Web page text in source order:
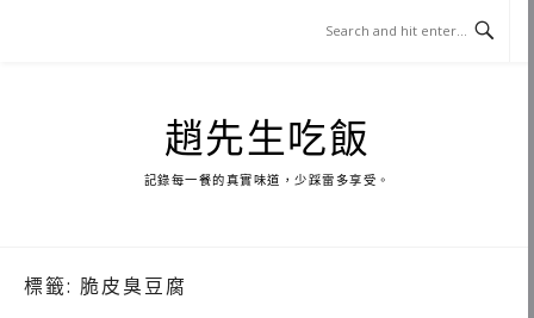
趙先生吃飯
記錄每一餐的真實味道，少踩雷多享受。
標籤: 脆皮臭豆腐